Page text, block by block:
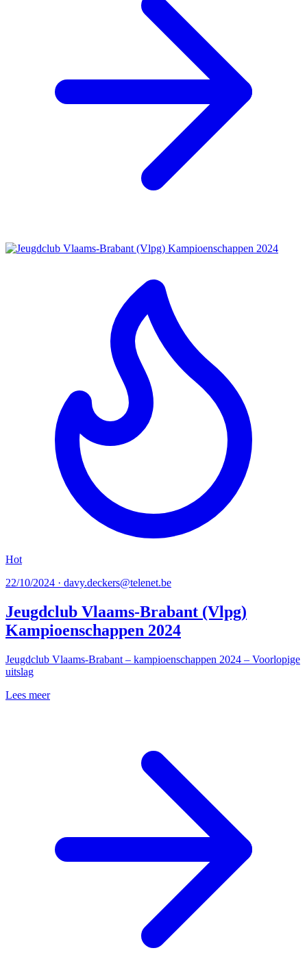
Hot
22/10/2024 · davy.deckers@telenet.be
Jeugdclub Vlaams-Brabant (Vlpg)
Kampioenschappen 2024
Jeugdclub Vlaams-Brabant – kampioenschappen 2024 – Voorlopige
uitslag
Lees meer